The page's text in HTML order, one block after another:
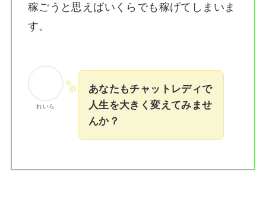
稼ごうと思えばいくらでも稼げてしまいま
す。
れいら
あなたもチャットレディで
人生を大きく変えてみませ
んか？